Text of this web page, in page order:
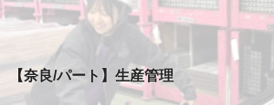
【奈良/パート】生産管理